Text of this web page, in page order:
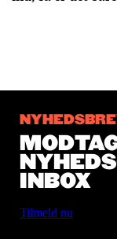
INBOX
Tilmeld nu